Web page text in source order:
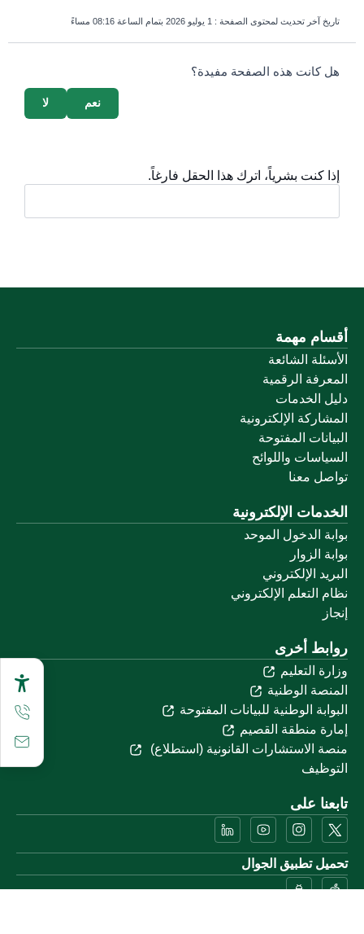
تاريخ آخر تحديث لمحتوى الصفحة : 1 يوليو 2026 بتمام الساعة 08:16 مساءً
survey_v2
هل كانت هذه الصفحة مفيدة؟
لا نعم
إذا كنت بشرياً، اترك هذا الحقل فارغاً.
أقسام مهمة
الأسئلة الشائعة
المعرفة الرقمية
دليل الخدمات
المشاركة الإلكترونية
البيانات المفتوحة
السياسات واللوائح
تواصل معنا
الخدمات الإلكترونية
بوابة الدخول الموحد
بوابة الزوار
البريد الإلكتروني
نظام التعلم الإلكتروني
إنجاز
روابط أخرى
وزارة التعليم
المنصة الوطنية
البوابة الوطنية للبيانات المفتوحة
إمارة منطقة القصيم
منصة الاستشارات القانونية (استطلاع)
التوظيف
تابعنا على
تحميل تطبيق الجوال